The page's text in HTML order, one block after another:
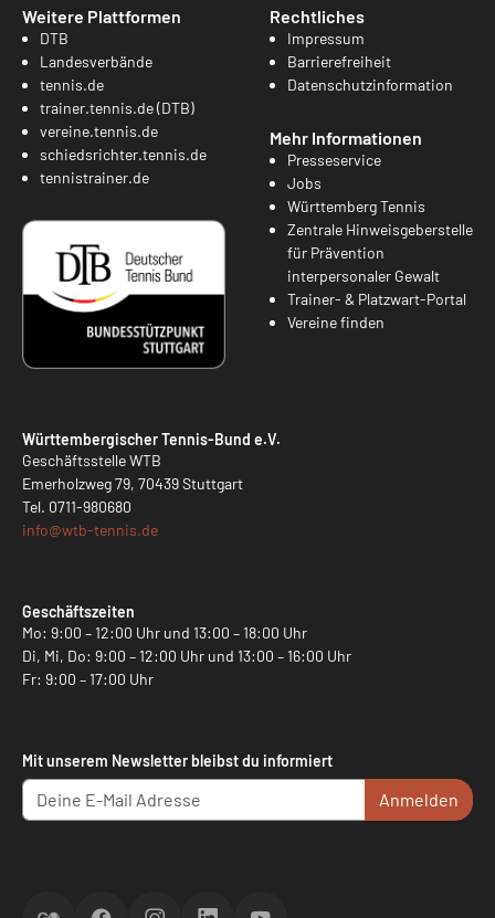
Weitere Plattformen
DTB
Landesverbände
tennis.de
trainer.tennis.de (DTB)
vereine.tennis.de
schiedsrichter.tennis.de
tennistrainer.de
Rechtliches
Impressum
Barrierefreiheit
Datenschutzinformation
Mehr Informationen
Presseservice
Jobs
Württemberg Tennis
Zentrale Hinweisgeberstelle
für Prävention
interpersonaler Gewalt
Trainer- & Platzwart-Portal
Vereine finden
Württembergischer Tennis-Bund e.V.
Geschäftsstelle WTB
Emerholzweg 79, 70439 Stuttgart
Tel. 0711-980680
info@wtb-tennis.de
Geschäftszeiten
Mo: 9:00 – 12:00 Uhr und 13:00 – 18:00 Uhr
Di, Mi, Do: 9:00 – 12:00 Uhr und 13:00 – 16:00 Uhr
Fr: 9:00 – 17:00 Uhr
Mit unserem Newsletter bleibst du informiert
Anmelden